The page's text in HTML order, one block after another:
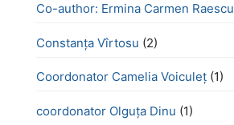
Co-author: Ermina Carmen Raescu
Constanța Vîrtosu (2)
Coordonator Camelia Voiculeț (1)
coordonator Olguța Dinu (1)